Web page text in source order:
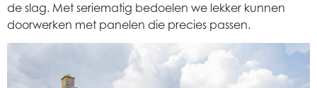
de slag. Met seriematig bedoelen we lekker kunnen
doorwerken met panelen die precies passen.